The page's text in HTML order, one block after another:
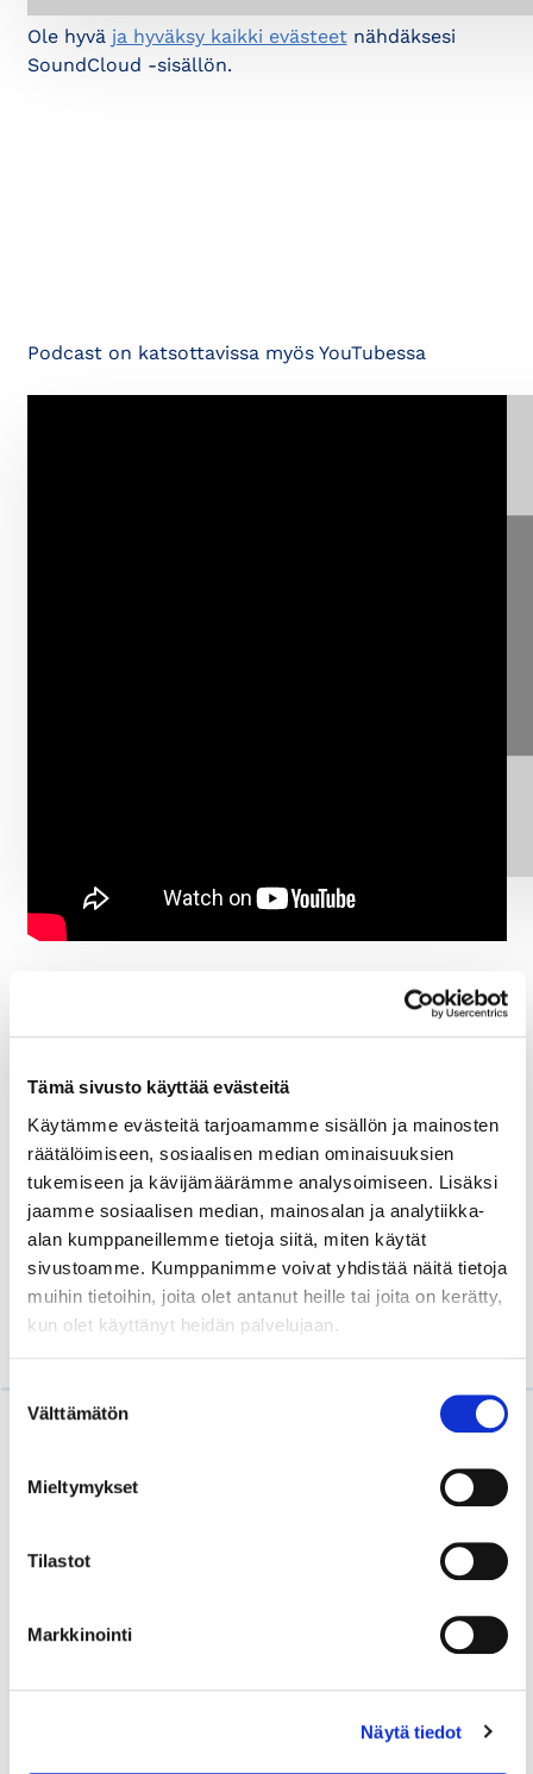
Tämä sivusto käyttää evästeitä
Käytämme evästeitä tarjoamamme sisällön ja mainosten
räätälöimiseen, sosiaalisen median ominaisuuksien
tukemiseen ja kävijämäärämme analysoimiseen. Lisäksi
jaamme sosiaalisen median, mainosalan ja analytiikka-
alan kumppaneillemme tietoja siitä, miten käytät
sivustoamme. Kumppanimme voivat yhdistää näitä tietoja
muihin tietoihin, joita olet antanut heille tai joita on kerätty,
kun olet käyttänyt heidän palvelujaan.
valinta
Välttämätön
Mieltymykset
Tilastot
Markkinointi
Näytä tiedot
Ole hyvä ja hyväksy kaikki evästeetnähdäksesi
SoundCloud -sisällön.
Podcast on katsottavissa myös YouTubessa
Ole hyvä ja hyväksy kaikki evästeetnähdäksesi
YouTube -sisällön.
Anni Vepsäläinen. Jakso ilmestyy keskiviikkona
16.4.
Podcast-tallenteen on tehnyt Nousussa Oy.
JuontajaPetra Erätulen haastattelu
Kauppakamarilehdessä
Kiinnostuitko Johtajuuden naiskamarin
tapahtumista? Ole yhteydessä:
jasentapahtumat@helsinki.chamber.fi
Lue myös